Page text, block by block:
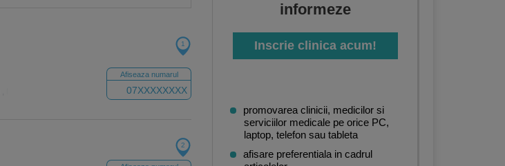
Afiseaza numarul
07XXXXXXXX
1
2
informeze
Inscrie clinica acum!
promovarea clinicii, medicilor si
serviciilor medicale pe orice PC,
laptop, telefon sau tableta
afisare preferentiala in cadrul